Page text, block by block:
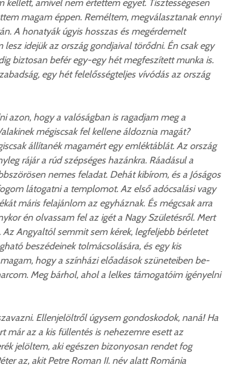
amivel nem értettem egyet. Tisztességesen
magam éppen. Reméltem, megválasztanak ennyi
A honatyák úgyis hosszas és megérdemelt
lesz idejük az ország gondjaival törődni. Én csak egy
biztosan befér egy-egy hét megfeszített munka is.
egy hét felelősségteljes vívódás az ország
azon, hogy a valóságban is ragadjam meg a
mégiscsak fel kellene áldoznia magát?
állítanék magamért egy emléktáblát. Az ország
rájár a rúd szépséges hazánkra. Ráadásul a
nemes feladat. Dehát kibírom, és a Jóságos
látogatni a templomot. Az első adócsalási vagy
máris felajánlom az egyháznak. És mégcsak arra
én olvassam fel az igét a Nagy Születésről. Mert
Angyaltól semmit sem kérek, legfeljebb bérletet
beszédeinek tolmácsolására, és egy kis
hogy a színházi előadások szüneteiben be-
Meg bárhol, ahol a lelkes támogatóim igényelni
Ellenjelöltről úgysem gondoskodok, naná! Ha
már az a kis füllentés is nehezemre esett az
jelöltem, aki egészen bizonyosan rendet fog
az, akit Petre Roman II. név alatt Románia